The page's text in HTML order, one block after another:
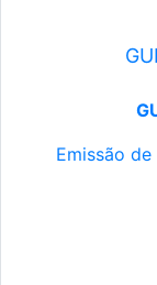
Emissão